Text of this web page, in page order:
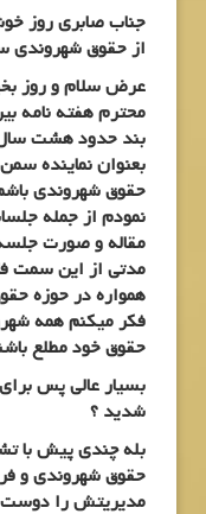
جناب صابری روز
از حقوق شهروندی
عرض سلام و روز
محترم هفته نامه
بند حدود هشت
بعنوان نماینده
حقوق شهروندی
نمودم از جمله
مقاله و صورت
مدتی از این سمت
همواره در حوزه
فکر میکنم همه
حقوق خود مطلع
بسیار عالی پس
شدید ؟
بله چندی پیش با
حقوق شهروندی و
مدیریتش را دوست